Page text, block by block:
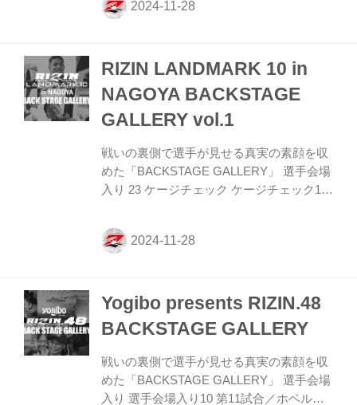
／浜崎朱加 vs. シン・ユリ10 第10試合／昇
9試合／スダリオ剛 vs. 加藤久輝7 第8試合
昭 vs. 秋元強真7 第7試合／キム・ギョンピ
ョ vs. 倉本大悟 第7試合／キム・ギョンピ
RIZIN LANDMARK 10 in
NAGOYA BACKSTAGE
GALLERY vol.1
戦いの裏側で選手が見せる真実の素顔を収
めた「BACKSTAGE GALLERY」 選手会場
入り 23 ケージチェック ケージチェック19
サンザデ 第3試合／白川ダーク陸斗 vs. マ
ゲラム・ガサンザデ7 第2試合／アラン“ヒ
北方大地 vs. アリベク・ガジャマトフ 第1
フ7 OPENING FIGHT 第4試合／窪田泰斗
vs. 日比野“エビ中”純也 OPENING FIGHT
第4試合／窪田泰斗 vs...
Yogibo presents RIZIN.48
BACKSTAGE GALLERY
戦いの裏側で選手が見せる真実の素顔を収
めた「BACKSTAGE GALLERY」 選手会場
入り 選手会場入り10 第11試合／ホベル